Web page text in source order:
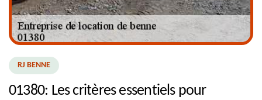
RJ BENNE
01380: Les critères essentiels pour